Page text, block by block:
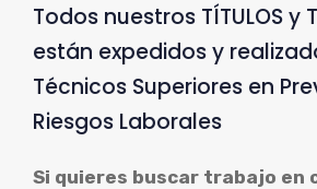
Todos nuestros TÍTULOS y
están expedidos y
Técnicos Superiores en
Riesgos Laborales
Si quieres buscar trabajo en